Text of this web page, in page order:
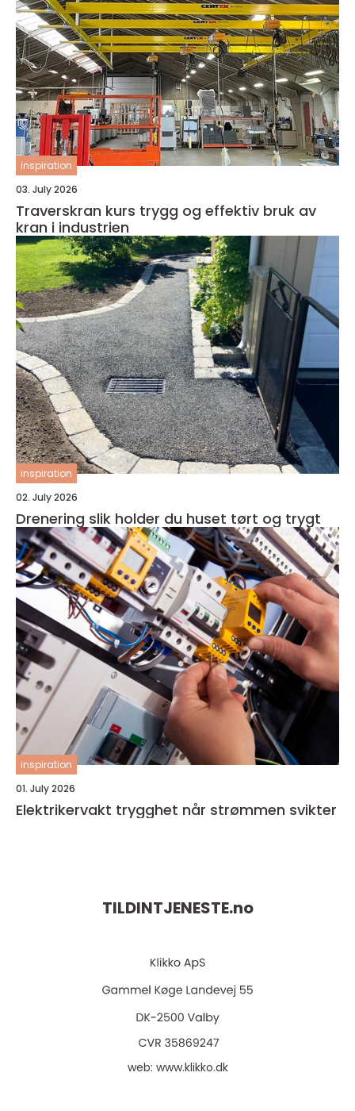
inspiration
03. July 2026
Traverskran kurs trygg og effektiv bruk av
kran i industrien
inspiration
02. July 2026
Drenering slik holder du huset tørt og trygt
inspiration
01. July 2026
Elektrikervakt trygghet når strømmen svikter
TILDINTJENESTE.no
web: www.klikko.dk